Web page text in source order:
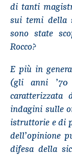
di tanti
sui temi della
sono state
Rocco?
E più in
(gli anni
caratterizzata
indagini sulle
istruttorie e di
dell’opinione
difesa della